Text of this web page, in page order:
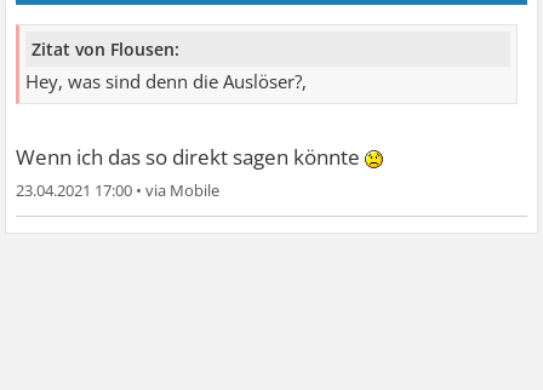
Zitat von Flousen:
Hey, was sind denn die Auslöser?,
Wenn ich das so direkt sagen könnte
23.04.2021 17:00 •